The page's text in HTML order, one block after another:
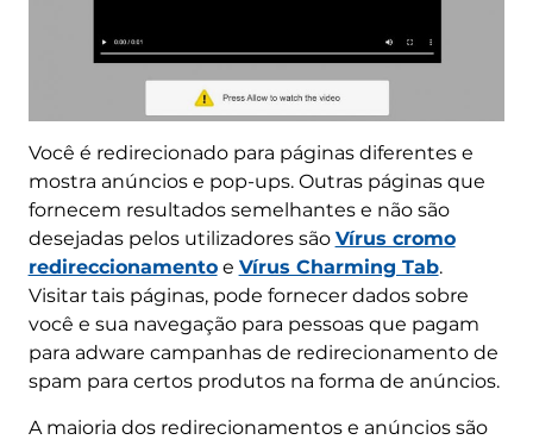
Você é redirecionado para páginas diferentes e
mostra anúncios e pop-ups. Outras páginas que
fornecem resultados semelhantes e não são
desejadas pelos utilizadores são Vírus cromo
redireccionamentoe Vírus Charming Tab.
Visitar tais páginas, pode fornecer dados sobre
você e sua navegação para pessoas que pagam
para adware campanhas de redirecionamento de
spam para certos produtos na forma de anúncios.
A maioria dos redirecionamentos e anúncios são